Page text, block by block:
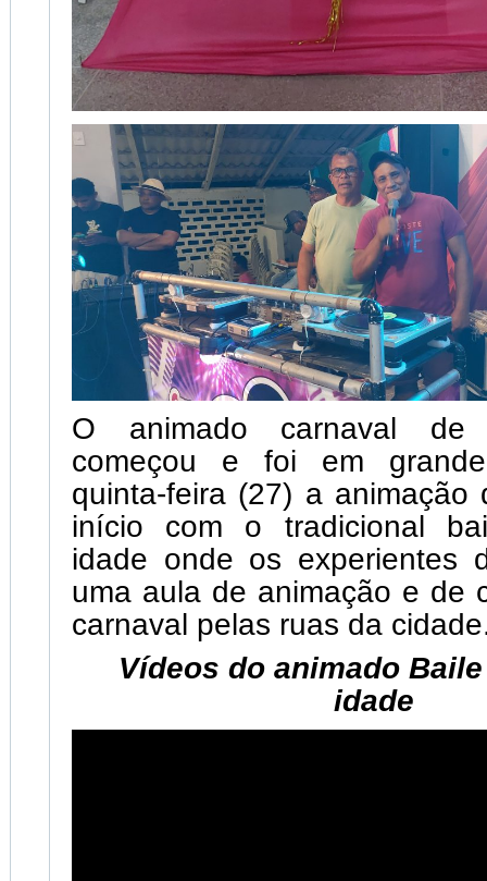
O animado carnaval de
começou e foi em
quinta-feira (27) a animação
início com o tradicional
idade onde os experientes
uma aula de animação e de
carnaval pelas ruas da
Vídeos do animado
idade